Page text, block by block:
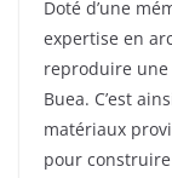
Doté d’une
expertise en
reproduire une
Buea. C’est
matériaux
pour